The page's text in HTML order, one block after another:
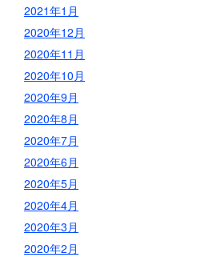
2021年1月
2020年12月
2020年11月
2020年10月
2020年9月
2020年8月
2020年7月
2020年6月
2020年5月
2020年4月
2020年3月
2020年2月